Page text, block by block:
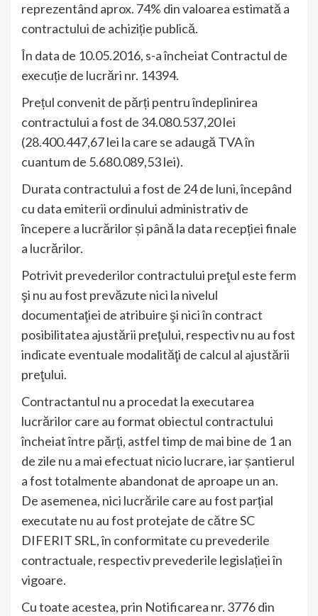
reprezentând aprox. 74% din valoarea estimată a
contractului de achiziție publică.
În data de 10.05.2016, s-a încheiat Contractul de
execuție de lucrări nr. 14394.
Prețul convenit de părți pentru îndeplinirea
contractului a fost de 34.080.537,20 lei
(28.400.447,67 lei la care se adaugă TVA în
cuantum de 5.680.089,53 lei).
Durata contractului a fost de 24 de luni, începând
cu data emiterii ordinului administrativ de
începere a lucrărilor și până la data recepției finale
a lucrărilor.
Potrivit prevederilor contractului preţul este ferm
şi nu au fost prevăzute nici la nivelul
documentaţiei de atribuire şi nici în contract
posibilitatea ajustării preţului, respectiv nu au fost
indicate eventuale modalităţi de calcul al ajustării
preţului.
Contractantul nu a procedat la executarea
lucrărilor care au format obiectul contractului
încheiat între părți, astfel timp de mai bine de 1 an
de zile nu a mai efectuat nicio lucrare, iar șantierul
a fost totalmente abandonat de aproape un an.
De asemenea, nici lucrările care au fost parțial
executate nu au fost protejate de către SC
DIFERIT SRL, în conformitate cu prevederile
contractuale, respectiv prevederile legislației în
vigoare.
Cu toate acestea, prin Notificarea nr. 3776 din